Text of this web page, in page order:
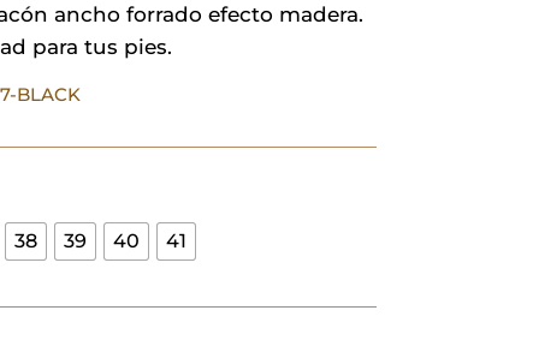
ancho forrado efecto madera.
para tus pies.
BLACK
38 39 40 41